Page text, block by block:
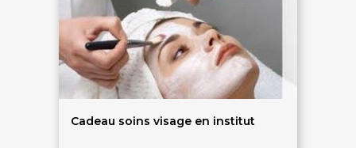
Cadeau soins visage en institut
ACCÈS RAPIDES
Bons plans massages
Chèques cadeaux bien-être
Dernières minutes spa
Évènements bien-être
Articles bien-être
Carte interactive
Spa privatif
Hammam
Massage modelage
Massage relaxant
Massage couple Duo
Toutes nos disciplines